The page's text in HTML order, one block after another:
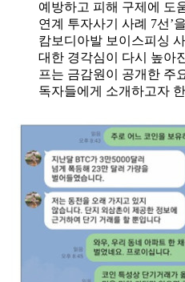
예방하고 피해 구제에 도
연계 투자사기 사례 7선’
캄보디아발 보이스피싱
대한 경각심이 다시 높아
프는 금감원이 공개한 주
독자들에게 소개하고자